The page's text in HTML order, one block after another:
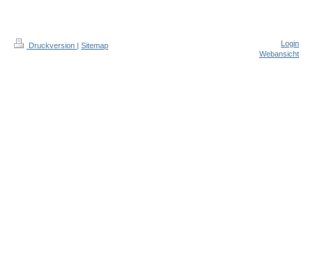
Druckversion | Sitemap
Login
Webansicht